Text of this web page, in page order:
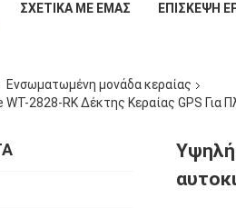
ΣΧΕΤΙΚΆ ΜΕ ΕΜΆΣ ΕΠΙΣΚΕΨΉ
Ενσωματωμένη μονάδα κεραίας
2828-RK Δέκτης Κεραίας GPS